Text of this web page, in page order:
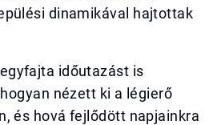
dinamikával hajtottak
időutazást is
nézett ki a légierő
és hová fejlődött napjainkra